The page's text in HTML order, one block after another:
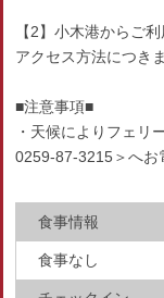
【2】小木港からご
アクセス方法につき
■注意事項■
・天候によりフェリ
0259-87-3215＞へお
食事情報
食事なし